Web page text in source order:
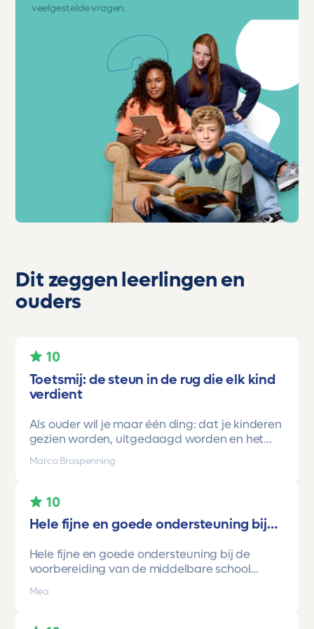
veelgestelde vragen.
Dit zeggen leerlingen en
ouders
10
Toetsmij: de steun in de rug die elk kind
verdient
Als ouder wil je maar één ding: dat je kinderen
gezien worden, uitgedaagd worden en het
vertrouwen krijgen dat ze méér kunnen dan ze
zelf soms denken. Voor ons is Toetsmij daarin
Onze oudste dochter begon ooit op mavo-
kader. Een lieve, slimme meid, maar soms
toetsen van Toetsmij.....helder, betrouwbaar,
precies op niveau en altijd met ruimte om te
groeien kreeg ze stap voor stap het
Marco Braspenning
10
Hele fijne en goede ondersteuning bij…
Hele fijne en goede ondersteuning bij de
voorbereiding van de middelbare school
toetsen. Havo/vwo brugjaren gebruik
gemaakt van Toetsmij. Realistische toetsen.
Mea